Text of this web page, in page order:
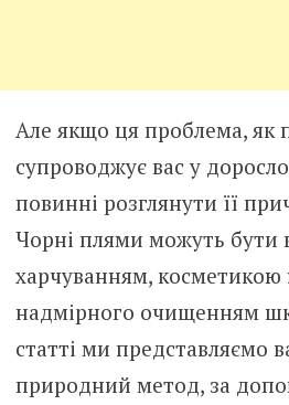
Але якщо ця проблема, як
супроводжує вас у
повинні розглянути її
Чорні плями можуть бути
харчуванням, косметикою
надмірного очищенням
статті ми представляємо
природний метод, за